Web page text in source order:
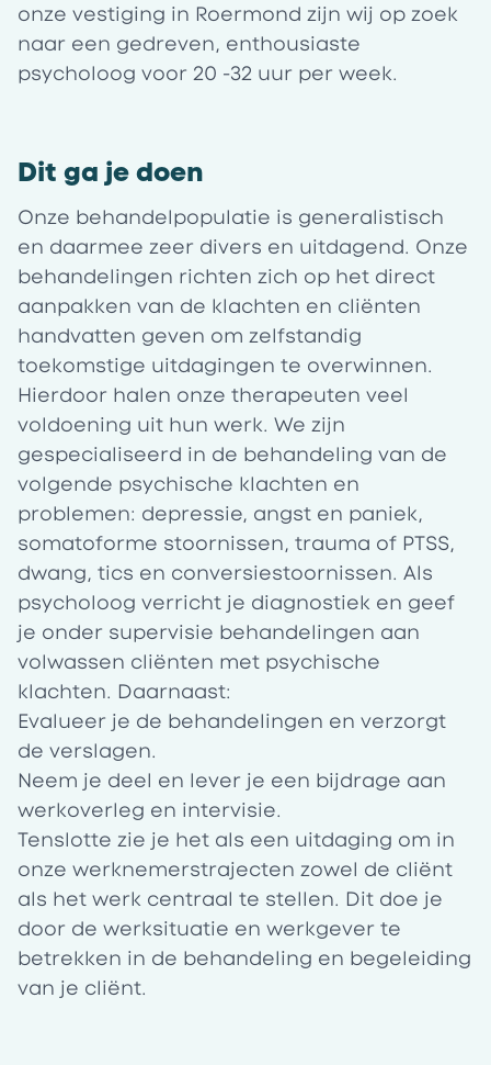
onze vestiging in Roermond zijn wij op zoek
naar een gedreven, enthousiaste
psycholoog voor 20 -32 uur per week.
Dit ga je doen
Onze behandelpopulatie is generalistisch
en daarmee zeer divers en uitdagend. Onze
behandelingen richten zich op het direct
aanpakken van de klachten en cliënten
handvatten geven om zelfstandig
toekomstige uitdagingen te overwinnen.
Hierdoor halen onze therapeuten veel
voldoening uit hun werk. We zijn
gespecialiseerd in de behandeling van de
volgende psychische klachten en
problemen: depressie, angst en paniek,
somatoforme stoornissen, trauma of PTSS,
dwang, tics en conversiestoornissen. Als
psycholoog verricht je diagnostiek en geef
je onder supervisie behandelingen aan
volwassen cliënten met psychische
klachten. Daarnaast:
Evalueer je de behandelingen en verzorgt
de verslagen.
Neem je deel en lever je een bijdrage aan
werkoverleg en intervisie.
Tenslotte zie je het als een uitdaging om in
onze werknemerstrajecten zowel de cliënt
als het werk centraal te stellen. Dit doe je
door de werksituatie en werkgever te
betrekken in de behandeling en begeleiding
van je cliënt.